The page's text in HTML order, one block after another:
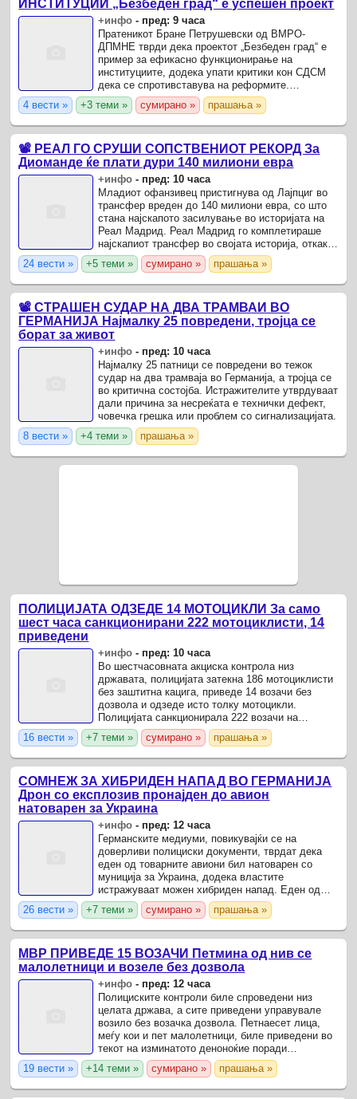
ИНСТИТУЦИИ „Безбеден град“ е успешен проект
+инфо - пред: 9 часа
Пратеникот Бране Петрушевски од ВМРО-
ДПМНЕ тврди дека проектот „Безбеден град“ е
пример за ефикасно функционирање на
институциите, додека упати критики кон СДСМ
дека се спротивставува на реформите.
Владеењето на правото се мери преку конкретни
постапки.
4 вести » +3 теми » сумирано » прашања »
📽️ РЕАЛ ГО СРУШИ СОПСТВЕНИОТ РЕКОРД За
Диоманде ќе плати дури 140 милиони евра
+инфо - пред: 10 часа
Младиот офанзивец пристигнува од Лајпциг во
трансфер вреден до 140 милиони евра, со што
стана најскапото засилување во историјата на
Реал Мадрид. Реал Мадрид го комплетираше
најскапиот трансфер во својата историја, откако
официјално го претстави 19-годишниот Јан
Диоманде како ...
24 вести » +5 теми » сумирано » прашања »
📽️ СТРАШЕН СУДАР НА ДВА ТРАМВАИ ВО
ГЕРМАНИЈА Најмалку 25 повредени, тројца се
борат за живот
+инфо - пред: 10 часа
Најмалку 25 патници се повредени во тежок
судар на два трамваја во Германија, а тројца се
во критична состојба. Истражителите утврдуваат
дали причина за несреќата е технички дефект,
човечка грешка или проблем со сигнализацијата.
8 вести »
+4 теми » прашања »
ПОЛИЦИЈАТА ОДЗЕДЕ 14 МОТОЦИКЛИ За само
шест часа санкционирани 222 мотоциклисти, 14
приведени
+инфо - пред: 10 часа
Во шестчасовната акциска контрола низ
државата, полицијата затекна 186 мотоциклисти
без заштитна кацига, приведе 14 возачи без
дозвола и одзеде исто толку мотоцикли.
Полицијата санкционирала 222 возачи на
мотоцикли во засилена акциска контрола што
вчера попладне и вечерта беше ...
16 вести » +7 теми » сумирано » прашања »
СОМНЕЖ ЗА ХИБРИДЕН НАПАД ВО ГЕРМАНИЈА
Дрон со експлозив пронајден до авион
натоварен за Украина
+инфо - пред: 12 часа
Германските медиуми, повикувајќи се на
доверливи полициски документи, тврдат дека
еден од товарните авиони бил натоварен со
муниција за Украина, додека властите
истражуваат можен хибриден напад. Еден од
товарните авиони на аеродромот во Лајпциг, во
чија близина вчера беше ...
26 вести » +7 теми » сумирано » прашања »
МВР ПРИВЕДЕ 15 ВОЗАЧИ Петмина од нив се
малолетници и возеле без дозвола
+инфо - пред: 12 часа
Полициските контроли биле спроведени низ
целата држава, а сите приведени управувале
возило без возачка дозвола. Петнаесет лица,
меѓу кои и пет малолетници, биле приведени во
текот на изминатото деноноќие поради
безобѕирно управување со моторно возило,
соопшти Министерството за ...
19 вести » +14 теми » сумирано » прашања »